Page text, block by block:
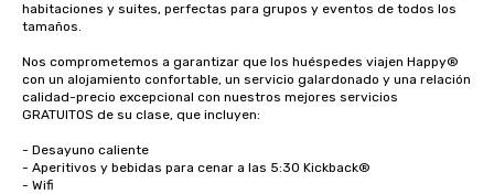
habitaciones y suites, perfectas para grupos y eventos de todos los
tamaños.
Nos comprometemos a garantizar que los huéspedes viajen Happy®
con un alojamiento confortable, un servicio galardonado y una relación
calidad-precio excepcional con nuestros mejores servicios
GRATUITOS de su clase, que incluyen:
- Desayuno caliente
- Aperitivos y bebidas para cenar a las 5:30 Kickback®
- Wifi